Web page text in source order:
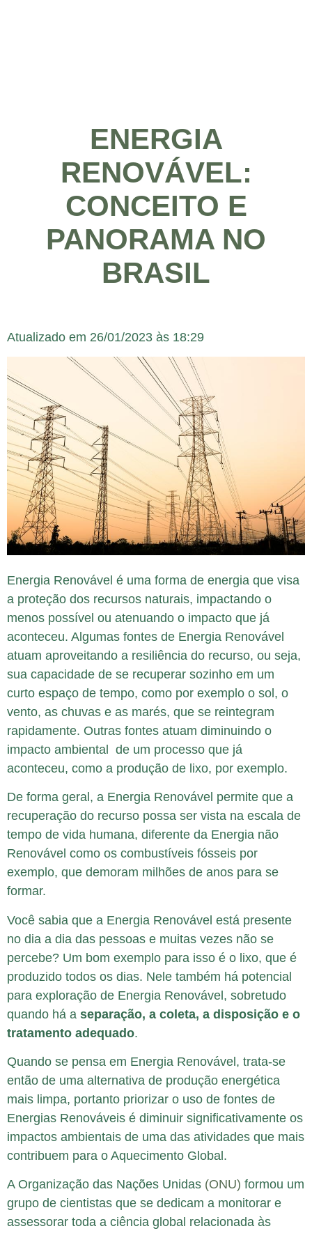
ENERGIA
RENOVÁVEL:
CONCEITO E
PANORAMA NO
BRASIL
Atualizado em 26/01/2023 às 18:29
Energia Renovável é uma forma de energia que visa
a proteção dos recursos naturais, impactando o
menos possível ou atenuando o impacto que já
aconteceu. Algumas fontes de Energia Renovável
atuam aproveitando a resiliência do recurso, ou seja,
sua capacidade de se recuperar sozinho em um
curto espaço de tempo, como por exemplo o sol, o
vento, as chuvas e as marés, que se reintegram
rapidamente. Outras fontes atuam diminuindo o
impacto ambiental de um processo que já
aconteceu, como a produção de lixo, por exemplo.
De forma geral, a Energia Renovável permite que a
recuperação do recurso possa ser vista na escala de
tempo de vida humana, diferente da Energia não
Renovável como os combustíveis fósseis por
exemplo, que demoram milhões de anos para se
formar.
Você sabia que a Energia Renovável está presente
no dia a dia das pessoas e muitas vezes não se
percebe? Um bom exemplo para isso é o lixo, que é
produzido todos os dias. Nele também há potencial
para exploração de Energia Renovável, sobretudo
quando há a separação, a coleta, a disposição e o
tratamento adequado.
Quando se pensa em Energia Renovável, trata-se
então de uma alternativa de produção energética
mais limpa, portanto priorizar o uso de fontes de
Energias Renováveis é diminuir significativamente os
impactos ambientais de uma das atividades que mais
contribuem para o Aquecimento Global.
A Organização das Nações Unidas (ONU) formou um
grupo de cientistas que se dedicam a monitorar e
assessorar toda a ciência global relacionada às